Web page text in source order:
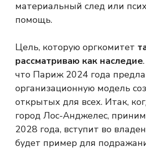
материальный след или
помощь.
Цель, которую оргкомитет
рассматриваю как наследие
что Париж 2024 года
организационную модель
открытых для всех. Итак,
город Лос-Анджелес,
2028 года, вступит во
будет пример для